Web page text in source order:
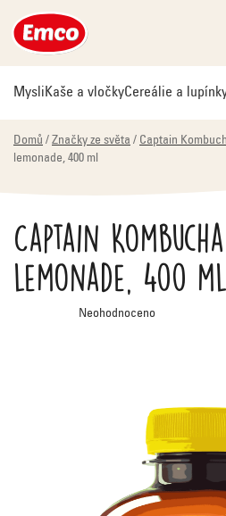
na
obsah
MysliKaše a vločkyCereálie a
Domů / Značky ze světa / Captain
lemonade, 400 ml
Captain
lemonade, 400 ml
Průměrné
hodnocení
Neohodnoceno